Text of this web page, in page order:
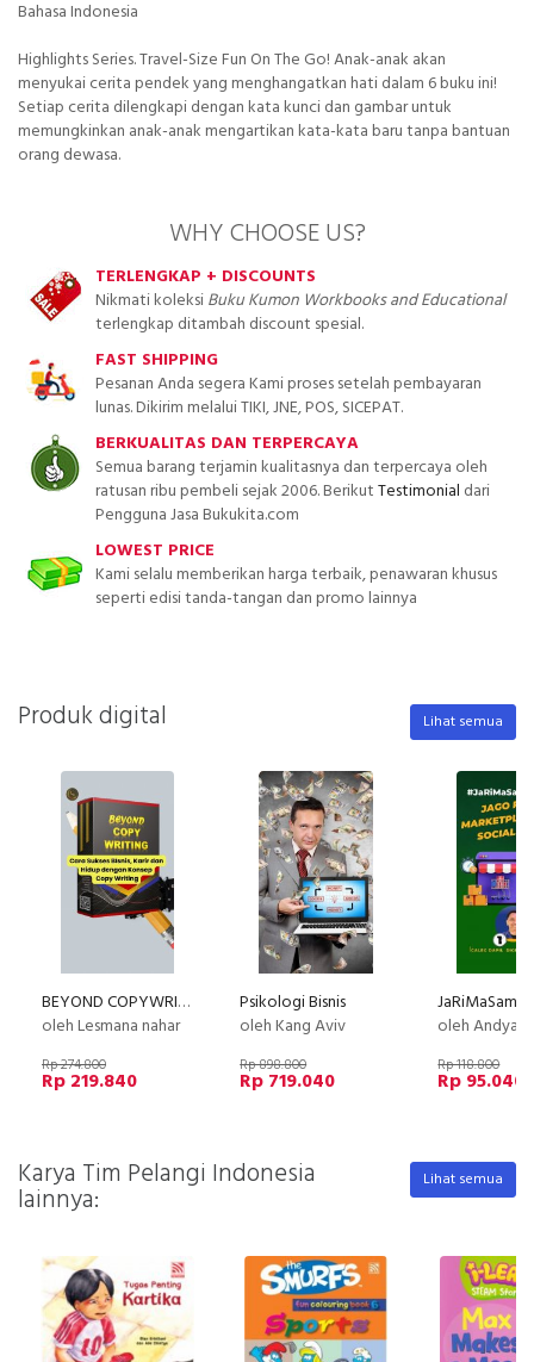
Bahasa Indonesia
Highlights Series. Travel-Size Fun On The Go! Anak-anak akan
menyukai cerita pendek yang menghangatkan hati dalam 6 buku ini!
Setiap cerita dilengkapi dengan kata kunci dan gambar untuk
memungkinkan anak-anak mengartikan kata-kata baru tanpa bantuan
orang dewasa.
WHY CHOOSE US?
TERLENGKAP + DISCOUNTS
Nikmati koleksiBuku Kumon Workbooks and Educational
terlengkap ditambah discount spesial.
FAST SHIPPING
Pesanan Anda segera Kami proses setelah pembayaran
lunas. Dikirim melalui TIKI, JNE, POS, SICEPAT.
BERKUALITAS DAN TERPERCAYA
Semua barang terjamin kualitasnya dan terpercaya oleh
ratusan ribu pembeli sejak 2006. BerikutTestimonial dari
Pengguna Jasa Bukukita.com
LOWEST PRICE
Kami selalu memberikan harga terbaik, penawaran khusus
seperti edisi tanda-tangan dan promo lainnya
Produk digital Lihat semua
BEYOND COPYWRITING (E-Course)
oleh Lesmana nahar
Rp 274.800
Rp 219.840
Psikologi Bisnis
oleh Kang Aviv
Rp 898.800
Rp 719.040
oleh Andya
Rp 118.800
Rp 95.040
Karya Tim Pelangi Indonesia
lainnya:
Lihat semua